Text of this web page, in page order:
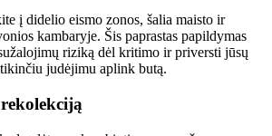
į didelio eismo zonos, šalia maisto ir
kambaryje. Šis paprastas papildymas
riziką dėl kritimo ir priversti jūsų
judėjimu aplink butą.